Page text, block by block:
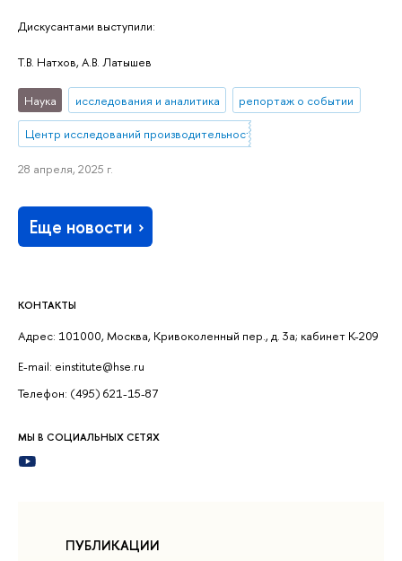
КОНТАКТЫ
Адрес: 101000, Москва, Кривоколенный пер., д. 3а; кабинет К-209
E-mail: einstitute@hse.ru
Телефон: (495) 621-15-87
МЫ В СОЦИАЛЬНЫХ СЕТЯХ
ПУБЛИКАЦИИ
Дискусантами выступили:
Т.В. Натхов, А.В. Латышев
Наука исследования и аналитика репортаж о событии
Центр исследований производительности
28 апреля, 2025 г.
Еще новости